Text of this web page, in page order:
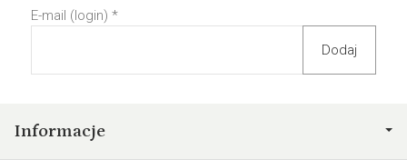
E-mail (login) *
Informacje